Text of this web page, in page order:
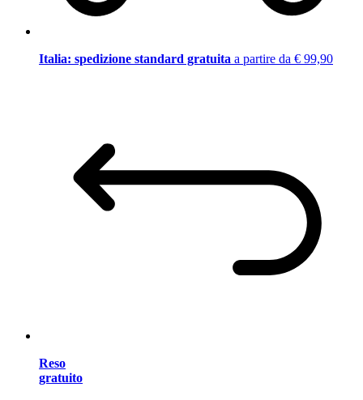
Italia: spedizione standard gratuita a partire da € 99,90
Reso
gratuito